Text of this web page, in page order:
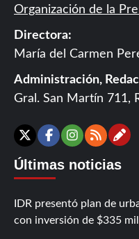
Organización de la
Directora:
María del Carmen
Administración,
Gral. San Martín 711,
X Facebook
RSS
Últimas noticias
IDR presentó plan de
con inversión de $335